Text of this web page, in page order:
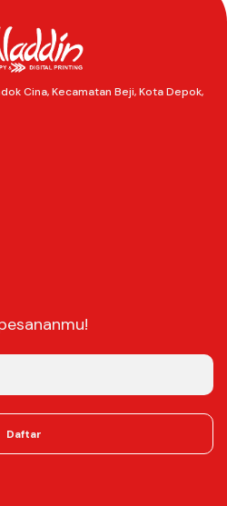
Cina, Kecamatan Beji, Kota Depok,
Daftar